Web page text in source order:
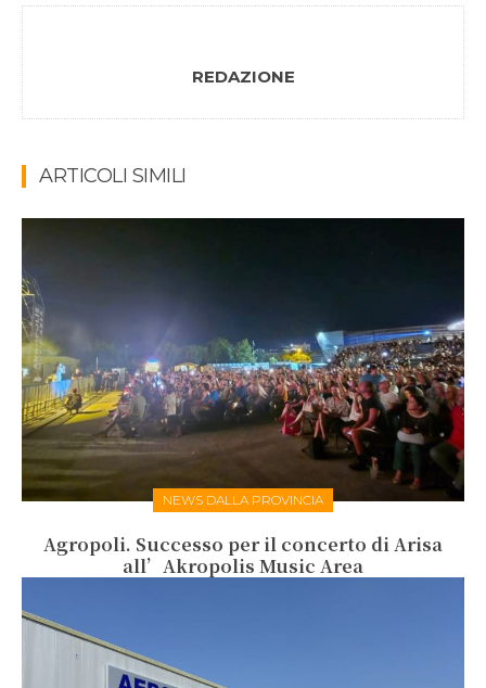
REDAZIONE
ARTICOLI SIMILI
NEWS DALLA PROVINCIA
Agropoli. Successo per il concerto di Arisa
all’Akropolis Music Area